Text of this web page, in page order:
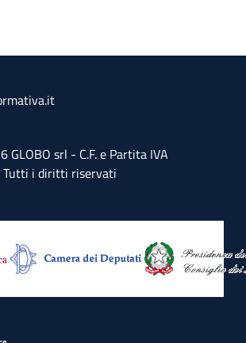
GLOBO srl - C.F. e Partita IVA
i diritti riservati